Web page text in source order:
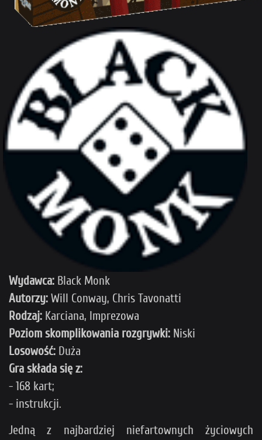
Wydawca: Black Monk
Autorzy: Will Conway, Chris Tavonatti
Rodzaj: Karciana, Imprezowa
Poziom skomplikowania rozgrywki: Niski
Losowość: Duża
Gra składa się z:
- 168 kart;
- instrukcji.
Jedną z najbardziej niefartownych życiowych